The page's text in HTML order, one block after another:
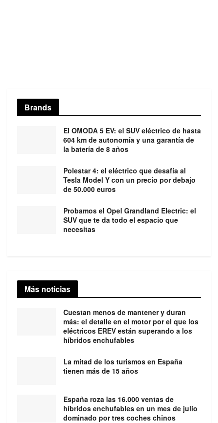
Brands
El OMODA 5 EV: el SUV eléctrico de hasta
604 km de autonomía y una garantía de
la batería de 8 años
Polestar 4: el eléctrico que desafía al
Tesla Model Y con un precio por debajo
de 50.000 euros
Probamos el Opel Grandland Electric: el
SUV que te da todo el espacio que
necesitas
Más noticias
Cuestan menos de mantener y duran
más: el detalle en el motor por el que los
eléctricos EREV están superando a los
híbridos enchufables
La mitad de los turismos en España
tienen más de 15 años
España roza las 16.000 ventas de
híbridos enchufables en un mes de julio
dominado por tres coches chinos